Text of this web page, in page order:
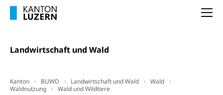
Landwirtschaft und Wald
Kanton BUWD Landwirtschaft und Wald
Wald
Waldnutzung
Wald und Wildtiere
AHV-Altersrente (WAS Luzern)
Kultur und Medien
Bücher, Bundesarchiv, Landesbibliothek
Zentral- und Hochschulbibliothek
Museen, Theater, Bibliotheken